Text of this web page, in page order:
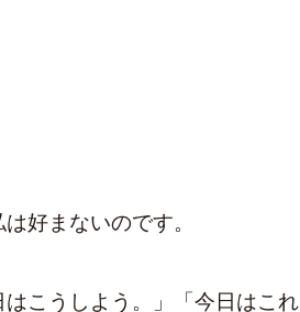
好まないのです。
こうしよう。」「今日はこれ